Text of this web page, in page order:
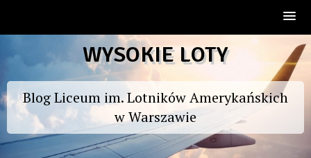
to
WYSOKIE LOTY
Blog Liceum im. Lotników Amerykańskich
w Warszawie